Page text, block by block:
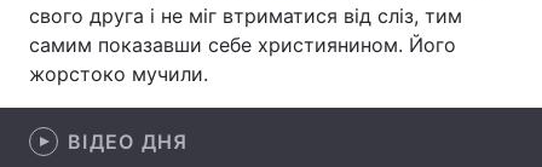
Спорт Наука
свого друга і не міг втриматися від сліз, тим
самим показавши себе християнином. Його
жорстоко мучили.
ВІДЕО ДНЯ